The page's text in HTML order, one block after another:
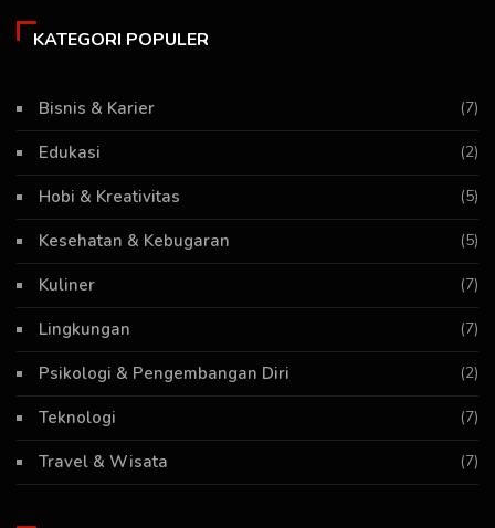
KATEGORI POPULER
Bisnis & Karier (7)
Edukasi (2)
Hobi & Kreativitas (5)
Kesehatan & Kebugaran (5)
Kuliner (7)
Lingkungan (7)
Psikologi & Pengembangan Diri (2)
Teknologi (7)
Travel & Wisata (7)